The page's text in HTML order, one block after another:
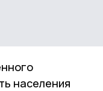
населения